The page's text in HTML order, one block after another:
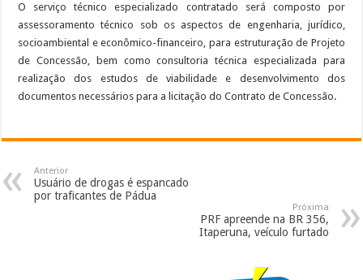
O serviço técnico especializado contratado será composto por
assessoramento técnico sob os aspectos de engenharia, jurídico,
socioambiental e econômico-financeiro, para estruturação de Projeto
de Concessão, bem como consultoria técnica especializada para
realização dos estudos de viabilidade e desenvolvimento dos
documentos necessários para a licitação do Contrato de Concessão.
Anterior
Usuário de drogas é espancado
por traficantes de Pádua
Próxima
PRF apreende na BR 356,
Itaperuna, veículo furtado